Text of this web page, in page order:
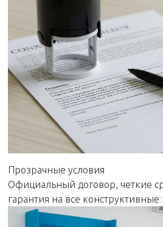
Прозрачные условия
Официальный договор, четкие
гарантия на все